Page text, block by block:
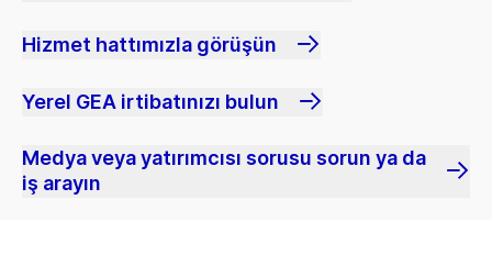
Hizmet hattımızla görüşün
Yerel GEA irtibatınızı bulun
Medya veya yatırımcısı sorusu sorun ya da
iş arayın